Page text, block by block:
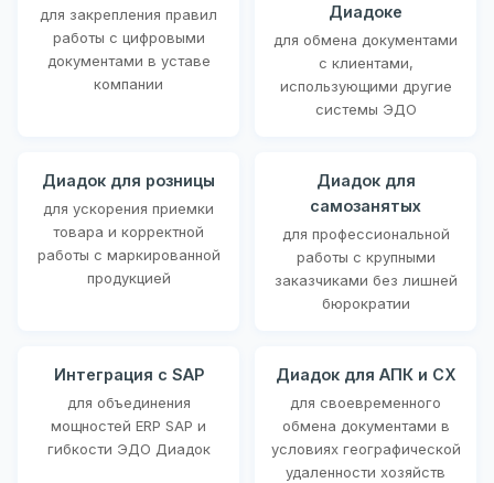
для закрепления правил
работы с цифровыми
документами в уставе
компании
Диадоке
для обмена документами
с клиентами,
использующими другие
системы ЭДО
Диадок для розницы
для ускорения приемки
товара и корректной
работы с маркированной
продукцией
Диадок для
самозанятых
для профессиональной
работы с крупными
заказчиками без лишней
бюрократии
Интеграция с SAP
для объединения
мощностей ERP SAP и
гибкости ЭДО Диадок
Диадок для АПК и СХ
для своевременного
обмена документами в
условиях географической
удаленности хозяйств